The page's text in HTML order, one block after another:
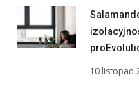
10 listopad